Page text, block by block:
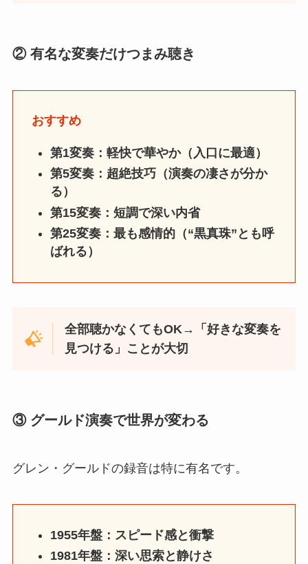
② 有名な変奏だけつまみ聴き
おすすめ
第1変奏：軽快で華やか（入口に最適）
第5変奏：超絶技巧（演奏の凄さが分か
る）
第15変奏：短調で深い内省
第25変奏：最も感情的（“黒真珠”とも呼
ばれる）
全部聴かなくてもOK→「好きな変奏を
見つける」ことが大切
③ グールド演奏で世界が変わる
グレン・グールドの録音は特に有名です。
1955年盤：スピード感と衝撃
1981年盤：深い思索と静けさ